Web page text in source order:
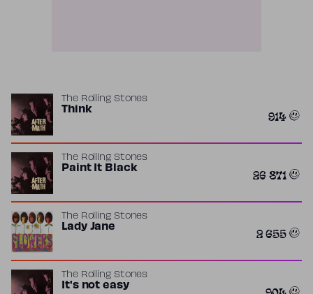
The Rolling Stones
Think 914
The Rolling Stones
Paint It Black 26 871
The Rolling Stones
Lady Jane 2 655
The Rolling Stones
It's not easy